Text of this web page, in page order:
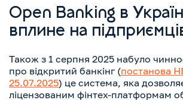
Open Banking в
вплине на
Також з 1 серпня 2025 набуло
про відкритий банкінг (постанова
25.07.2025) це система, яка
ліцензованим фінтех-платформам